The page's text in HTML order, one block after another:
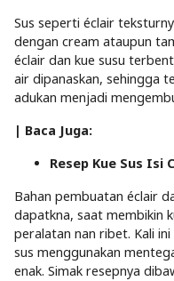
Sus seperti éclair
dengan cream ataupun
éclair dan kue susu
air dipanaskan, sehingga
adukan menjadi
| Baca Juga:
Resep Kue Sus Isi
Bahan pembuatan éclair
dapatkna, saat membikin
peralatan nan ribet. Kali
sus menggunakan
enak. Simak resepnya